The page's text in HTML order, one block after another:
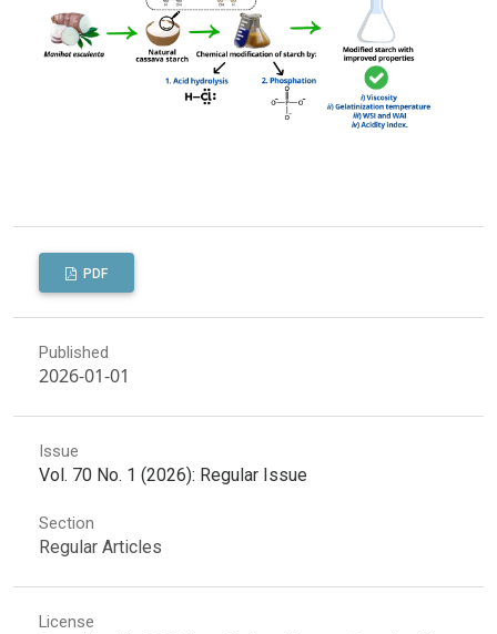
PDF
Published
2026-01-01
Issue
Vol. 70 No. 1 (2026): Regular Issue
Section
Regular Articles
License